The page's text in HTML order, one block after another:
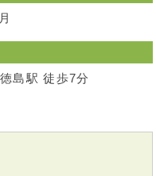
島駅 徒歩7分